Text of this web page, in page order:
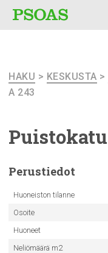
HAKU > KESKUSTA >
A 243
Puistokatu
Perustiedot
Huoneiston tilanne
Osoite
Huoneet
Neliömäärä m2